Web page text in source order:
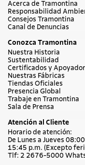
Acerca de Tramontina
Responsabilidad
Consejos Tramontina
Canal de Denuncias
Conozca Tramontina
Nuestra Historia
Sustentabilidad
Certificados y
Nuestras Fábricas
Tiendas Oficiales
Presencia Global
Trabaje en Tramontina
Sala de Prensa
Atención al Cliente
Horario de atención:
De Lunes a Jueves
15:45 p.m. (Excepto
Tlf: 2 2676-5000